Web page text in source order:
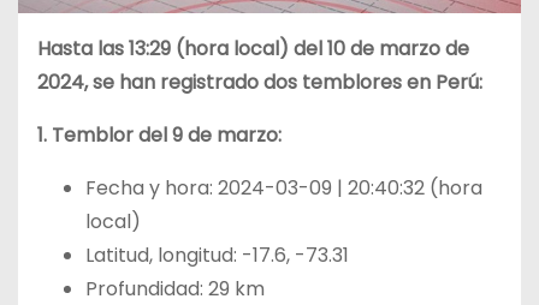
Hasta las 13:29 (hora local) del 10 de marzo de
2024, se han registrado dos temblores en Perú:
1. Temblor del 9 de marzo:
Fecha y hora: 2024-03-09 | 20:40:32 (hora
local)
Latitud, longitud: -17.6, -73.31
Profundidad: 29 km